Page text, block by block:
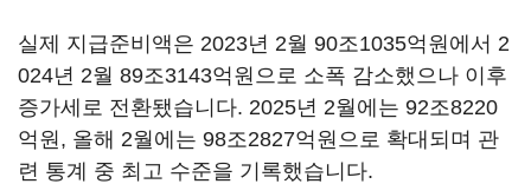
실제 지급준비액은 2023년 2월 90조1035억원에서 2
024년 2월 89조3143억원으로 소폭 감소했으나 이후
증가세로 전환됐습니다. 2025년 2월에는 92조8220
억원, 올해 2월에는 98조2827억원으로 확대되며 관
련 통계 중 최고 수준을 기록했습니다.